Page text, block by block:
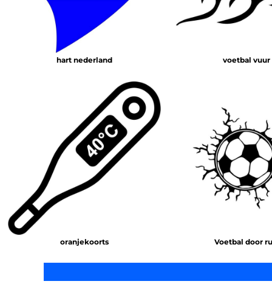
hart nederland voetbal vuur
oranjekoorts Voetbal door
MUTSEN BEDRUKKEN
GROTE MATEN T-SHIRT BEDRUKKEN
AANMELDEN